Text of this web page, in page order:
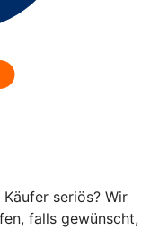
seriös? Wir
falls gewünscht,